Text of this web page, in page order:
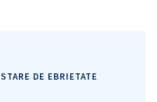
STARE DE EBRIETATE